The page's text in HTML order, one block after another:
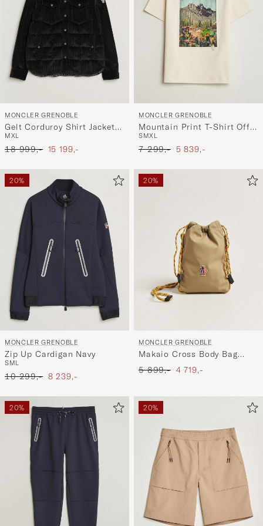
MONCLER GRENOBLE
Gelt Corduroy Shirt Jacket
Black
MXL
Ordinær pris
18 999,- Nedsatt pris
15 199,-
MONCLER GRENOBLE
Mountain Print T-Shirt Off
White
SMXL
Ordinær pris
7 299,- Nedsatt pris
5 839,-
20%
MONCLER GRENOBLE
Zip Up Cardigan Navy
SML
Ordinær pris
10 299,- Nedsatt pris
8 239,-
20%
MONCLER GRENOBLE
Makaio Cross Body Bag
Khaki
Ordinær pris
5 899,- Nedsatt pris
4 719,-
20% 20%